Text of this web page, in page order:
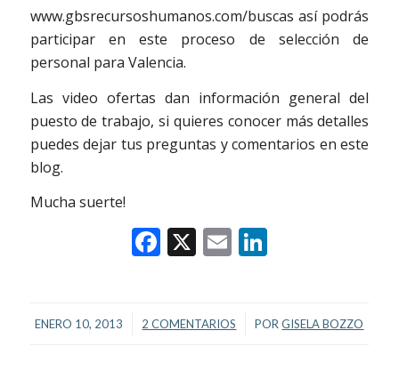
www.gbsrecursoshumanos.com/buscas así podrás
participar en este proceso de selección de
personal para Valencia.
Las video ofertas dan información general del
puesto de trabajo, si quieres conocer más detalles
puedes dejar tus preguntas y comentarios en este
blog.
Mucha suerte!
Facebook
X EmailLinkedIn
ENERO 10, 2013
/ 2 COMENTARIOS
/ PORGISELA BOZZO